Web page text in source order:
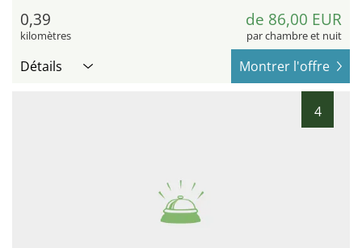
0,39
kilomètres
de 86,00 EUR
par chambre et nuit
Détails Montrer l'offre
4